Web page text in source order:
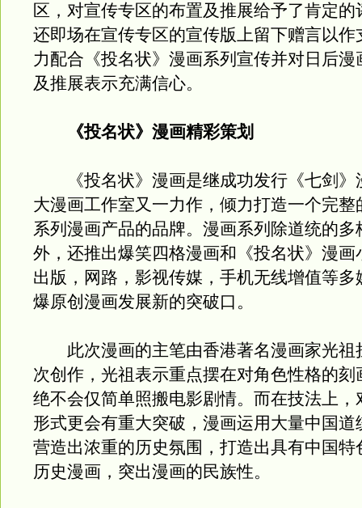
区，对宣传专区的布置及推展给予了肯定的
还即场在宣传专区的宣传版上留下赠言以作
力配合《投名状》漫画系列宣传并对日后漫
及推展表示充满信心。
《投名状》漫画精彩策划
《投名状》漫画是继成功发行《七剑》
大漫画工作室又一力作，倾力打造一个完整
系列漫画产品的品牌。漫画系列除道统的多
外，还推出爆笑四格漫画和《投名状》漫画
出版，网路，影视传媒，手机无线增值等多
爆原创漫画发展新的突破口。
此次漫画的主笔由香港著名漫画家光祖
次创作，光祖表示重点摆在对角色性格的刻
绝不会仅简单照搬电影剧情。而在技法上，
形式更会有重大突破，漫画运用大量中国道
营造出浓重的历史氛围，打造出具有中国特
历史漫画，突出漫画的民族性。